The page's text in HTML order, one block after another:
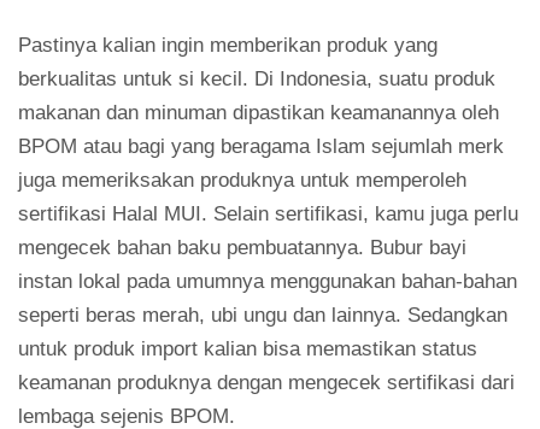
Pastinya kalian ingin memberikan produk yang
berkualitas untuk si kecil. Di Indonesia, suatu produk
makanan dan minuman dipastikan keamanannya oleh
BPOM atau bagi yang beragama Islam sejumlah merk
juga memeriksakan produknya untuk memperoleh
sertifikasi Halal MUI. Selain sertifikasi, kamu juga perlu
mengecek bahan baku pembuatannya. Bubur bayi
instan lokal pada umumnya menggunakan bahan-bahan
seperti beras merah, ubi ungu dan lainnya. Sedangkan
untuk produk import kalian bisa memastikan status
keamanan produknya dengan mengecek sertifikasi dari
lembaga sejenis BPOM.